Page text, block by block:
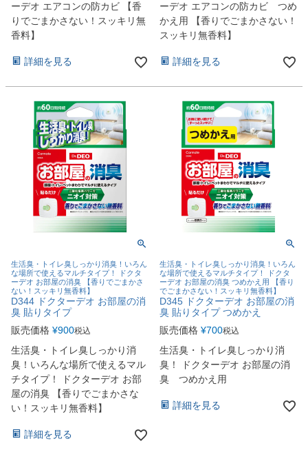
ーデオ エアコンの防カビ 【香
りでごまかさない！スッキリ無
香料】
詳細を見る
ーデオ エアコンの防カビ つめ
かえ用 【香りでごまかさない！
スッキリ無香料】
詳細を見る
生活臭・トイレ臭しっかり消臭！いろん
な場所で使えるマルチタイプ！ ドクタ
ーデオ お部屋の消臭 【香りでごまかさ
ない！スッキリ無香料】
D344 ドクターデオ お部屋の消
臭 貼りタイプ
販売価格 ¥900税込
生活臭・トイレ臭しっかり消
臭！いろんな場所で使えるマル
チタイプ！ ドクターデオ お部
屋の消臭 【香りでごまかさな
い！スッキリ無香料】
詳細を見る
生活臭・トイレ臭しっかり消臭！いろん
な場所で使えるマルチタイプ！ ドクタ
ーデオ お部屋の消臭 つめかえ用 【香り
でごまかさない！スッキリ無香料】
D345 ドクターデオ お部屋の消
臭 貼りタイプ つめかえ
販売価格 ¥700税込
生活臭・トイレ臭しっかり消
臭！ ドクターデオ お部屋の消
臭 つめかえ用
詳細を見る